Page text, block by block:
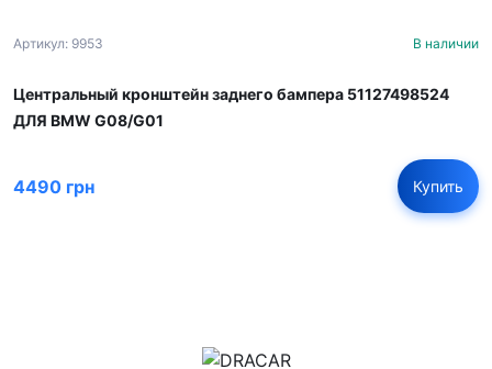
Артикул: 9953 В наличии
Центральный кронштейн заднего бампера 51127498524
ДЛЯ BMW G08/G01
4490 грн Купить